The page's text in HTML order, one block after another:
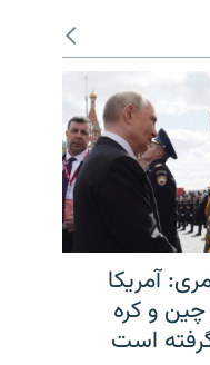
آمریکا
چین و کره
است